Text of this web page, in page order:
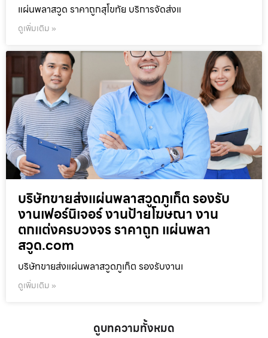
แผ่นพลาสวูด ราคาถูกสุโขทัย บริการจัดส่งแ
ดูเพิ่มเติม »
บริษัทขายส่งแผ่นพลาสวูดภูเก็ต รองรับ
งานเฟอร์นิเจอร์ งานป้ายโฆษณา งาน
ตกแต่งครบวงจร ราคาถูก แผ่นพลา
สวูด.com
บริษัทขายส่งแผ่นพลาสวูดภูเก็ต รองรับงานเ
ดูเพิ่มเติม »
ดูบทความทั้งหมด